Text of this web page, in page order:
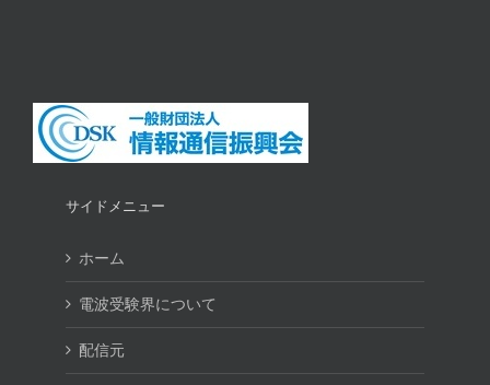
サイドメニュー
ホーム
電波受験界について
配信元